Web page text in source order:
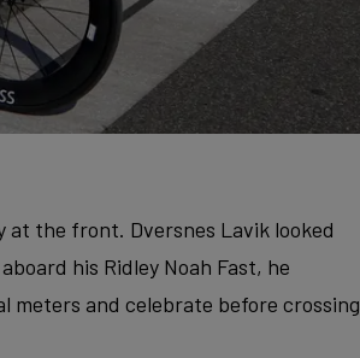
the front. Dversnes Lavik looked
his Ridley Noah Fast, he
meters and celebrate before crossing